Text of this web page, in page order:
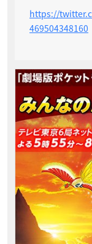
https://
469504348160